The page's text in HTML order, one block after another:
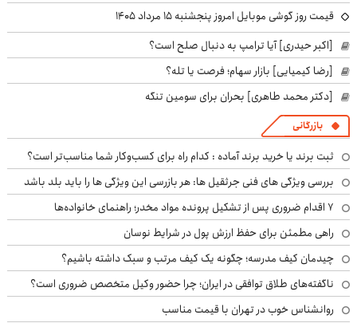
قیمت روز گوشی موبایل امروز پنجشنبه ۱۵ مرداد ۱۴۰۵
[اکبر حیدری] آیا ترامپ به دنبال صلح است؟
[رضا کیمیایی] بازار سهام؛ فرصت یا تله؟
[دکتر محمد طاهری] بحران برای سومین تنگه
بازرگانی
ثبت برند یا خرید برند آماده : کدام راه برای کسب‌وکار شما مناسب‌تر است؟
بررسی ویژگی های فنی جرثقیل ها: هر بازرسی این ویژگی ها را باید بلد باشد
۷ اقدام ضروری پس از تشکیل پرونده مواد مخدر؛ راهنمای خانواده‌ها
راهی مطمئن برای حفظ ارزش پول در شرایط نوسان
چیدمان کیف مدرسه؛ چگونه یک کیف مرتب و سبک داشته باشیم؟
ناگفته‌های طلاق توافقی در ایران؛ چرا حضور وکیل متخصص ضروری است؟
روانشناس خوب در تهران با قیمت مناسب